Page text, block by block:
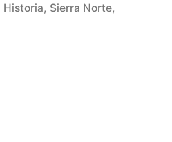
Historia, Sierra Norte,